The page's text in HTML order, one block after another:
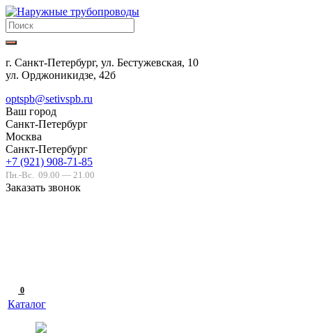
г. Санкт-Петербург, ул. Бестужевская, 10
ул. Орджоникидзе, 42б
optspb@setivspb.ru
Ваш город
Санкт-Петербург
Москва
Санкт-Петербург
+7 (921) 908-71-85
Пн.-Вс. 09.00 — 21.00
Заказать звонок
0
Каталог